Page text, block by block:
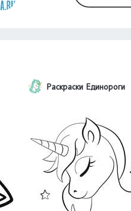
Раскраски Единороги